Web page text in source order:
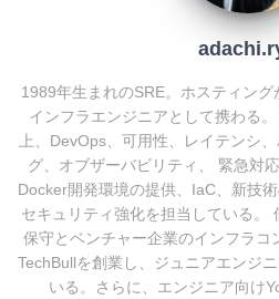
1989年生まれのSRE。ホスティン
インフラエンジニアとして携わる
上、DevOps、可用性、レイテンシ
グ、オブザーバビリティ、 緊急対
Docker開発環境の提供、IaC、新技
セキュリティ強化を担当している。
保守とベンチャー企業のインフラコ
TechBullを創業し、ジュニアエンジ
いる。さらに、エンジニア向け